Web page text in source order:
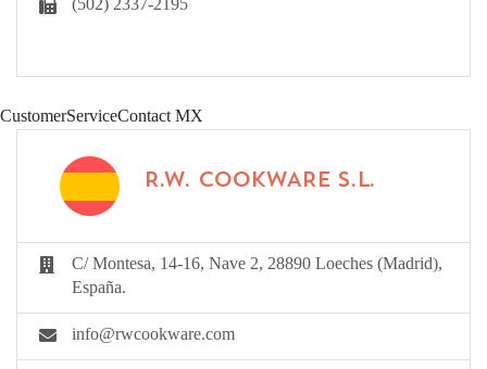
(502) 2337-2195
CustomerServiceContact MX
R.W. COOKWARE S.L.
C/ Montesa, 14-16, Nave 2, 28890 Loeches (Madrid),
España.
info@rwcookware.com